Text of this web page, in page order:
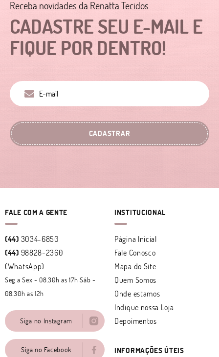
CADASTRE SEU E-MAIL E
FIQUE POR DENTRO!
Receba novidades da Renatta Tecidos
CADASTRAR
FALE COM A GENTE
(44) 3034-6850
(44) 98828-2360
(WhatsApp)
Seg a Sex - 08.30h as 17h Sáb -
08.30h as 12h
Siga no Instagram
Siga no Facebook
INSTITUCIONAL
Página Inicial
Fale Conosco
Mapa do Site
Quem Somos
Onde estamos
Indique nossa Loja
Depoimentos
INFORMAÇÕES ÚTEIS